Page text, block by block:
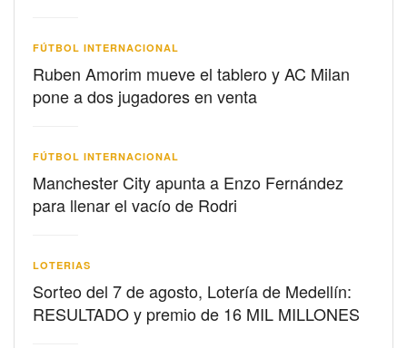
FÚTBOL INTERNACIONAL
Ruben Amorim mueve el tablero y AC Milan
pone a dos jugadores en venta
FÚTBOL INTERNACIONAL
Manchester City apunta a Enzo Fernández
para llenar el vacío de Rodri
LOTERIAS
Sorteo del 7 de agosto, Lotería de Medellín:
RESULTADO y premio de 16 MIL MILLONES